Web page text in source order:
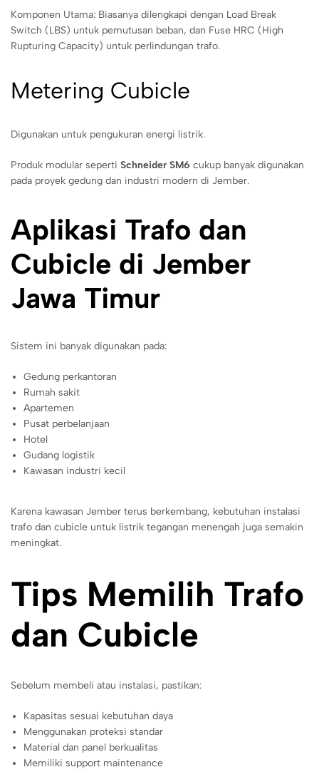
Komponen Utama: Biasanya dilengkapi dengan Load Break
Switch (LBS) untuk pemutusan beban, dan Fuse HRC (High
Rupturing Capacity) untuk perlindungan trafo.
Metering Cubicle
Digunakan untuk pengukuran energi listrik.
Produk modular seperti Schneider SM6 cukup banyak digunakan
pada proyek gedung dan industri modern di Jember.
Aplikasi Trafo dan
Cubicle di Jember
Jawa Timur
Sistem ini banyak digunakan pada:
Gedung perkantoran
Rumah sakit
Apartemen
Pusat perbelanjaan
Hotel
Gudang logistik
Kawasan industri kecil
Karena kawasan Jember terus berkembang, kebutuhan instalasi
trafo dan cubicle untuk listrik tegangan menengah juga semakin
meningkat.
Tips Memilih Trafo
dan Cubicle
Sebelum membeli atau instalasi, pastikan:
Kapasitas sesuai kebutuhan daya
Menggunakan proteksi standar
Material dan panel berkualitas
Memiliki support maintenance